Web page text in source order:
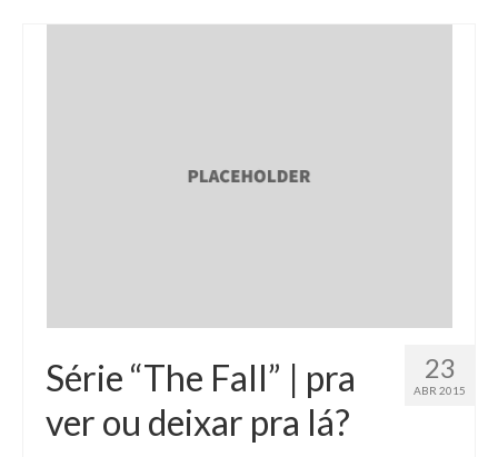
23
ABR 2015
Série “The Fall” | pra
ver ou deixar pra lá?